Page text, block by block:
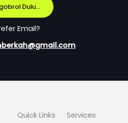
Dulu...
Email?
Quick Links
Services